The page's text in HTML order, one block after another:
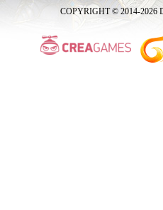
COPYRIGHT © 2014-2026